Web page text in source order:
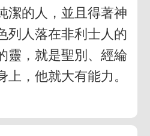
潔的人，並且得著神
列人落在非利士人的
靈，就是聖別、經綸
上，他就大有能力。